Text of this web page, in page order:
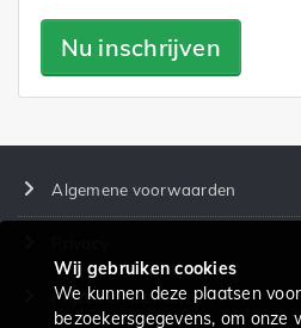
Nu inschrijven
Algemene voorwaarden
Prijzen en diensten
Wij gebruiken cookies
We kunnen deze plaatsen
bezoekersgegevens, om onze